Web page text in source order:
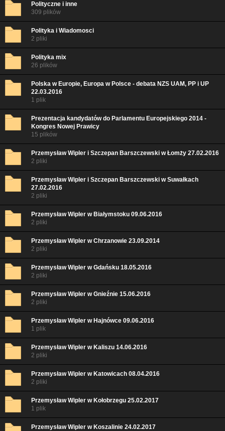
Polityczne i inne
309 plików
Polityka i Wiadomosci
2 pliki
Polityka mix
26 plików
Polska w Europie, Europa w Polsce - debata NZS UAM, PP i UP
22.03.2016
1 plik
Prezentacja kandydatów do Parlamentu Europejskiego 2014 -
Kongres Nowej Prawicy
15 plików
Przemysław Wipler i Szczepan Barszczewski w Łomży 27.02.2016
2 pliki
Przemysław Wipler i Szczepan Barszczewski w Suwałkach
27.02.2016
2 pliki
Przemysław Wipler w Białymstoku 09.06.2016
2 pliki
Przemysław Wipler w Chrzanowie 23.09.2014
2 pliki
Przemysław Wipler w Gdańsku 18.05.2016
2 pliki
Przemysław Wipler w Gnieźnie 15.06.2016
2 pliki
Przemysław Wipler w Hajnówce 09.06.2016
1 plik
Przemysław Wipler w Kaliszu 14.06.2016
2 pliki
Przemysław Wipler w Katowicach 08.04.2016
2 pliki
Przemysław Wipler w Kołobrzegu 25.02.2017
1 plik
Przemysław Wipler w Koszalinie 24.02.2017